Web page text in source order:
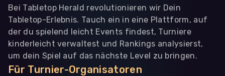
Bei Tabletop Herald revolutionieren wir Dein
Tabletop-Erlebnis. Tauch ein in eine Plattform, auf
der du spielend leicht Events findest, Turniere
kinderleicht verwaltest und Rankings analysierst,
um dein Spiel auf das nächste Level zu bringen.
Für Turnier-Organisatoren